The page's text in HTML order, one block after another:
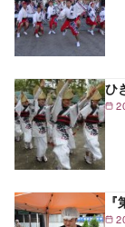
ひ